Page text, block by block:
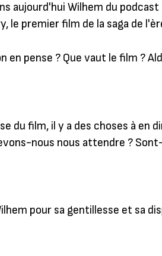
aujourd'hui Wilhem du
le premier film de la saga de
en pense ? Que vaut le film ?
du film, il y a des choses à
nous nous attendre ?
pour sa gentillesse et sa